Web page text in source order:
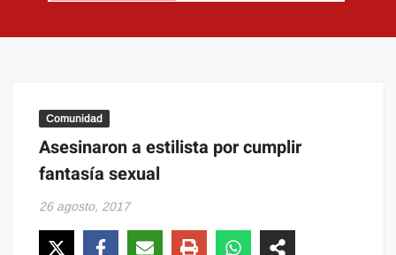
Comunidad
Asesinaron a estilista por cumplir
fantasía sexual
26 agosto, 2017